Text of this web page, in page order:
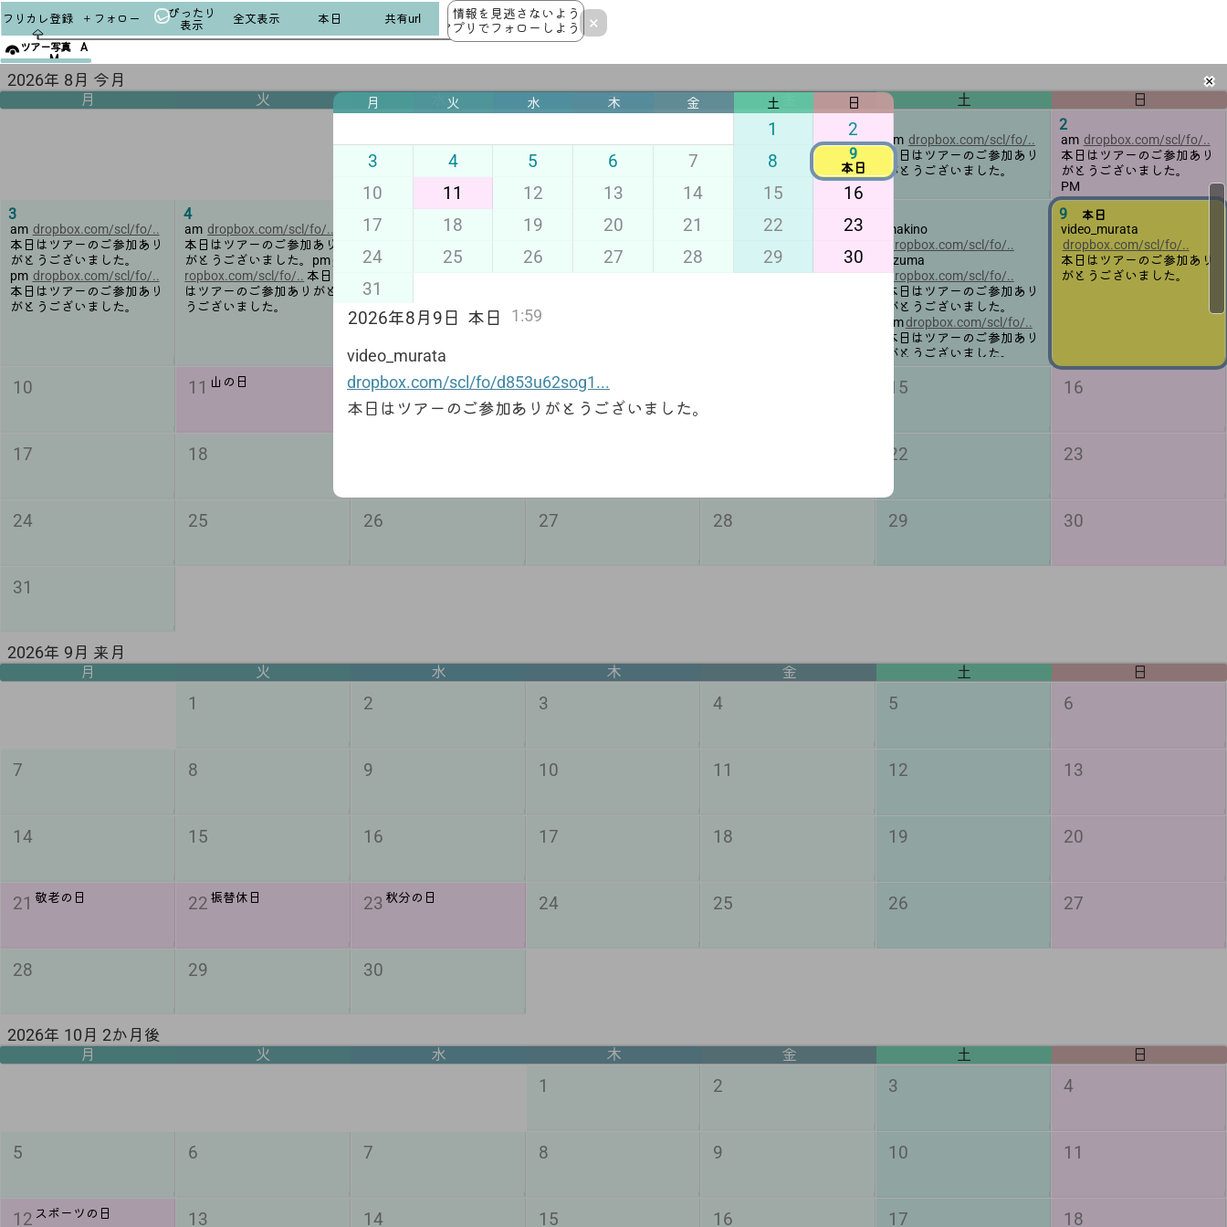
×
情報を見逃さないよう
アプリでフォローしよう！
ツアー写真 A
M
共有url
本日
全文表示
ぴったり
表示
＋フォロー
フリカレ登録
1 2 3 4
5 6 7 8 9 10 11
12 スポーツの日 13 14 15 16 17 18
2026年 10月 2か月後
月 火 水 木 金 土 日
はツアーのご参加ありがと
うございました。
2026年 7月 先月
月
1 2 3 4 5 6
7 8 9 10 11 12 13
14 15 16 17 18 19 20
21 敬老の日 22 振替休日 23 秋分の日 24 25 26 27
28 29 30
2026年 9月 来月
月 火 水 木 金 土 日
pm dropbox.com/scl/fo/..
本日はツアーのご参加あり
がとうございました。
2
am dropbox.com/scl/fo/..
本日はツアーのご参加あり
がとうございました。
PM
3
am dropbox.com/scl/fo/..
本日はツアーのご参加あり
がとうございました。
pm dropbox.com/scl/fo/..
本日はツアーのご参加あり
がとうございました。
4
am dropbox.com/scl/fo/..
本日はツアーのご参加あり
がとうございました。pmd
ropbox.com/scl/fo/.. 本日
はツアーのご参加ありがと
うございました。
5
pm
dropbox.com/scl/fo/..
がとうございました。
6
写真
dropbox.com/scl/fo/..
dropbox.com/scl/fo/..
makino
dropbox.com/scl/fo/..
dropbox.com/scl/fo/..
本日はツアーのご参加あり
がとうございました。
pmdropbox.com/scl/fo/..
本日はツアーのご参加あり
がとうございました。
9 本日
dropbox.com/scl/fo/..
本日はツアーのご参加あり
がとうございました。
10 11 山の日 12 13 15 16
17 18 22 23
24 25 26 27 28 29 30
31
2026年 8月 今月
月 火 木 土 日
✖
月 火 水 木 金 土 日
1
2
3
4 5 6 7 8 9
本日
10 11 12 13 14 15
16
17
18 19 20 21 22
23
24
25 26 27 28 29
30
31
2026年8月9日 本日 1:59
dropbox.com/scl/fo/d853u62sog1...
本日はツアーのご参加ありがとうございました。